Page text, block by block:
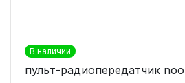
В наличии
пульт-радиопередатчик